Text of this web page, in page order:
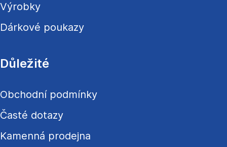
Výrobky
Dárkové poukazy
Důležité
Obchodní podmínky
Časté dotazy
Kamenná prodejna